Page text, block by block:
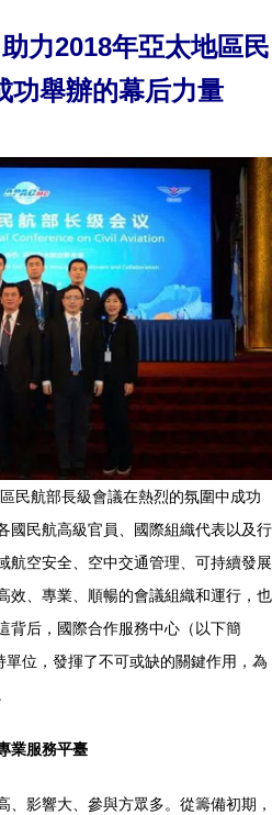
力2018年亞太地區民
功舉辦的幕后力量
民航部長級會議在熱烈的氛圍中成功
國民航高級官員、國際組織代表以及行
航空安全、空中交通管理、可持續發展
效、專業、順暢的會議組織和運行，也
背后，國際合作服務中心（以下簡
單位，發揮了不可或缺的關鍵作用，為
業服務平臺
、影響大、參與方眾多。從籌備初期，